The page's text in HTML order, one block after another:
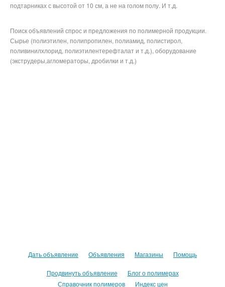
подтарниках с высотой от 10 см, а не на голом полу. И т.д.
Поиск объявлений спрос и предложения по полимерной продукции.
Сырье (полиэтилен, полипропилен, полиамид, полистирол,
поливинилхлорид, полиэтилентерефталат и т.д.), оборудование
(экструдеры,агломераторы, дробилки и т.д.)
Дать объявление Объявления Магазины Помощь
Продвинуть объявление
Блог о полимерах
Справочник полимеров
Индекс цен